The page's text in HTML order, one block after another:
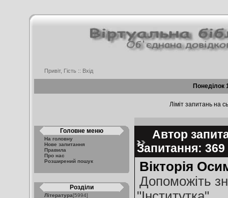
Привіт, Гість :: Вхід
Понеділок
Ліміт запитань на
Головне меню
На головну
Нове запитання
Правила
Про нас
Розширений пошук
Розділи
Література[5994]
Автор
Запитання:
Вікторія
Допоможіть